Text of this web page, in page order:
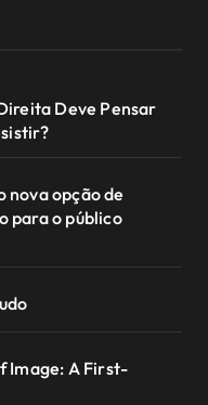
Deve Pensar
nova opção de
para o público
Image: A First-